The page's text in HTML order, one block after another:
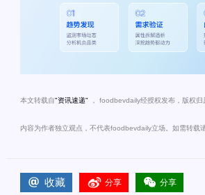
本文转载自"资讯速递" ， foodbevdaily经授权发布，版权归
内容为作者独立观点，不代表foodbevdaily立场。如需转载
收藏 分享 分享